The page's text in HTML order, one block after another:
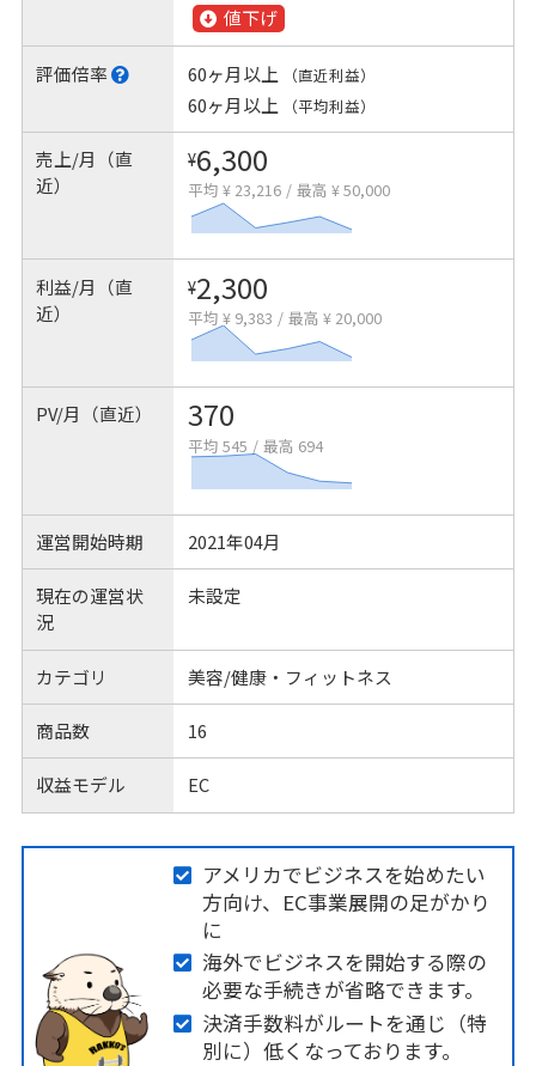
値下げ
評価倍率 60ヶ月以上 （直近利益）
60ヶ月以上 （平均利益）
売上/月（直
近）
¥6,300
平均 ¥ 23,216 / 最高 ¥ 50,000
利益/月（直
近）
¥2,300
平均 ¥ 9,383 / 最高 ¥ 20,000
PV/月（直近） 370
平均 545 / 最高 694
運営開始時期 2021年04月
現在の運営状
況
未設定
カテゴリ 美容/健康・フィットネス
商品数 16
収益モデル EC
アメリカでビジネスを始めたい
方向け、EC事業展開の足がかり
に
海外でビジネスを開始する際の
必要な手続きが省略できます。
決済手数料がルートを通じ（特
別に）低くなっております。